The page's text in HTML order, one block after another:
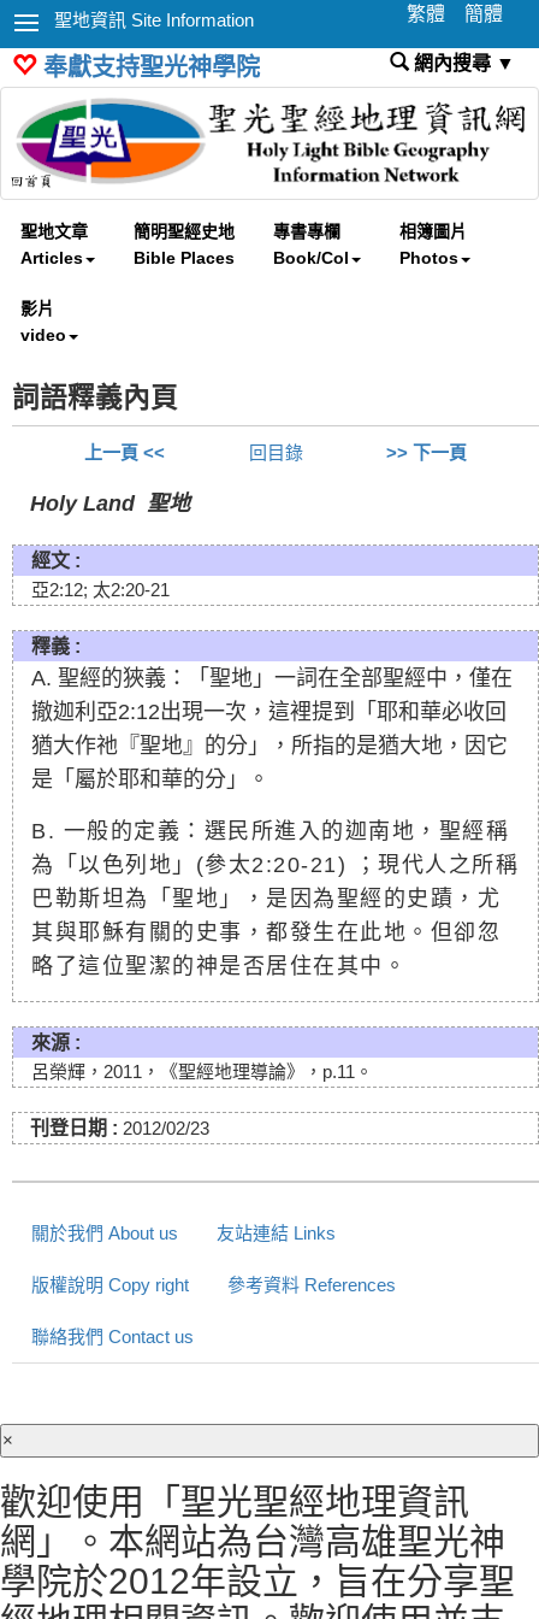
聖地資訊 Site Information 繁體 簡體
奉獻支持聖光神學院 網內搜尋 ▼
聖地文章
Articles
簡明聖經史地
Bible Places
專書專欄
Book/Col
相簿圖片
Photos
影片
video
詞語釋義內頁
上一頁 << >> 下一頁
回目錄
Holy Land 聖地
經文 :
亞2:12; 太2:20-21
釋義 :
A. 聖經的狹義：「聖地」一詞在全部聖經中，僅在
撤迦利亞2:12出現一次，這裡提到「耶和華必收回
猶大作祂『聖地』的分」，所指的是猶大地，因它
是「屬於耶和華的分」。
B. 一般的定義：選民所進入的迦南地，聖經稱
為「以色列地」(參太2:20-21) ；現代人之所稱
巴勒斯坦為「聖地」，是因為聖經的史蹟，尤
其與耶穌有關的史事，都發生在此地。但卻忽
略了這位聖潔的神是否居住在其中。
來源 :
呂榮輝，2011，《聖經地理導論》，p.11。
刊登日期 : 2012/02/23
關於我們 About us 友站連結 Links
版權說明 Copy right 參考資料 References
聯絡我們 Contact us
×
歡迎使用「聖光聖經地理資訊
網」。本網站為台灣高雄聖光神
學院於2012年設立，旨在分享聖